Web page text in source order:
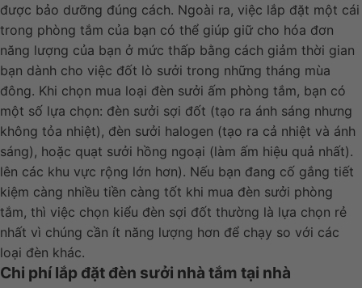
được bảo dưỡng đúng cách. Ngoài ra, việc lắp đặt một cái
trong phòng tắm của bạn có thể giúp giữ cho hóa đơn
năng lượng của bạn ở mức thấp bằng cách giảm thời gian
bạn dành cho việc đốt lò sưởi trong những tháng mùa
đông. Khi chọn mua loại đèn sưởi ấm phòng tắm, bạn có
một số lựa chọn: đèn sưởi sợi đốt (tạo ra ánh sáng nhưng
không tỏa nhiệt), đèn sưởi halogen (tạo ra cả nhiệt và ánh
sáng), hoặc quạt sưởi hồng ngoại (làm ấm hiệu quả nhất).
lên các khu vực rộng lớn hơn). Nếu bạn đang cố gắng tiết
kiệm càng nhiều tiền càng tốt khi mua đèn sưởi phòng
tắm, thì việc chọn kiểu đèn sợi đốt thường là lựa chọn rẻ
nhất vì chúng cần ít năng lượng hơn để chạy so với các
loại đèn khác.
Chi phí lắp đặt đèn sưởi nhà tắm tại nhà